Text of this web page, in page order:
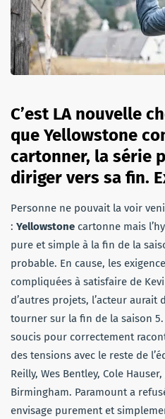
C’est LA nouvelle
que Yellowstone
cartonner, la série
diriger vers sa fin.
Personne ne pouvait la voir
: Yellowstone cartonne mais
pure et simple à la fin de la
probable. En cause, les
compliquées à satisfaire de
d’autres projets, l’acteur
tourner sur la fin de la saison
soucis pour correctement
des tensions avec le reste de
Reilly, Wes Bentley, Cole
Birmingham. Paramount a
envisage purement et